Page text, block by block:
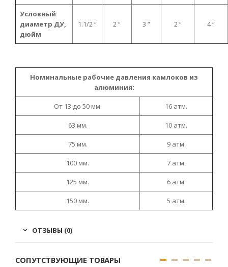
Условный
диаметр ДУ,
дюйм
1.1/2 “ 2 “ 3 “ 2 “ 4 “
Номинальные рабочие давления камлоков из
алюминия:
От 13 до 50 мм. 16 атм.
63 мм. 10 атм.
75 мм. 9 атм.
100 мм. 7 атм.
125 мм. 6 атм.
150 мм. 5 атм.
ОТЗЫВЫ (0)
СОПУТСТВУЮЩИЕ ТОВАРЫ